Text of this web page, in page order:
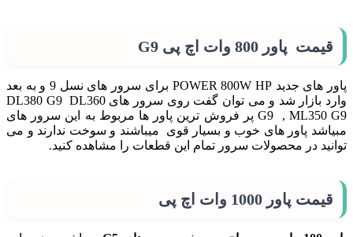
قیمت پاور 800 وات اچ پی G9
پاور های جدید POWER 800W HP برای سرور های نسل 9 و به بعد
وارد بازار شد و می توان گفت روی سرور های DL380 G9 DL360
G9 , ML350 G9 پر فروش ترین پاور ها مربوط به این سرور های
مبیاشد پاور های خوب و بسیار قوی میباشند و سوخت ندارند و می
توانید در محصولات سرور تمام این قطعات را مشاهده کنید.
قیمت پاور 1000 وات اچ پی